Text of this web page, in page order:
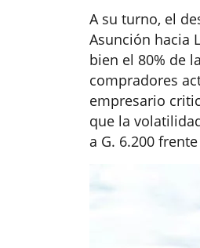
A su turno, el
Asunción hacia
bien el 80% de
compradores
empresario
que la
a G. 6.200